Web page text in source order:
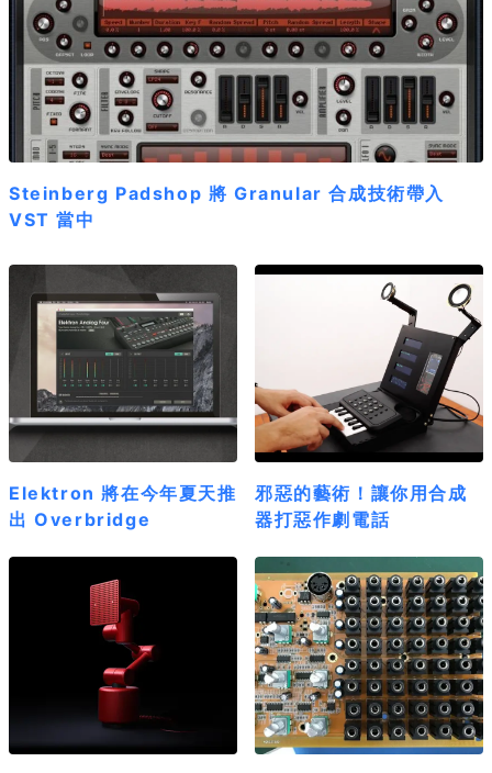
Steinberg Padshop 將 Granular 合成技術帶入
VST 當中
Elektron 將在今年夏天推
出 Overbridge
邪惡的藝術！讓你用合成
器打惡作劇電話